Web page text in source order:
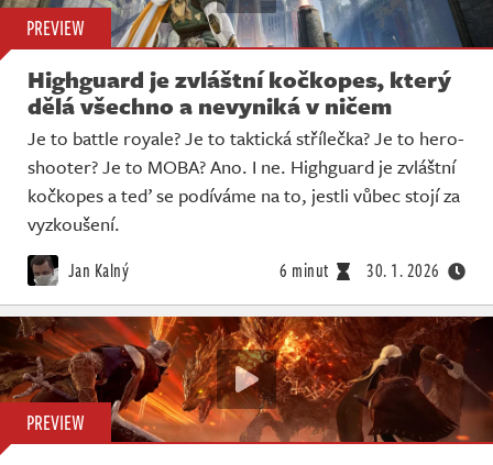
Soutěže
Databáze
Komunita
Redakce
Živě
PREVIEW
Highguard je zvláštní kočkopes, který
dělá všechno a nevyniká v ničem
Je to battle royale? Je to taktická střílečka? Je to hero-
shooter? Je to MOBA? Ano. I ne. Highguard je zvláštní
kočkopes a teď se podíváme na to, jestli vůbec stojí za
vyzkoušení.
Jan Kalný 6 minut 30. 1. 2026
PREVIEW